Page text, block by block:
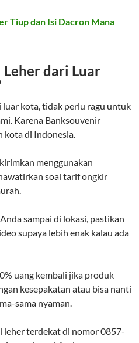
Tiup dan Isi Dacron Mana
Leher dari Luar
kota, tidak perlu ragu untuk
Karena Banksouvenir
kota di Indonesia.
menggunakan
soal tarif ongkir
sampai di lokasi, pastikan
supaya lebih enak kalau ada
uang kembali jika produk
kesepakatan atau bisa nanti
sama nyaman.
leher terdekat di nomor 0857-